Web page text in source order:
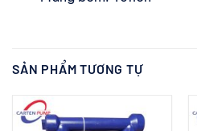
SẢN PHẨM TƯƠNG TỰ